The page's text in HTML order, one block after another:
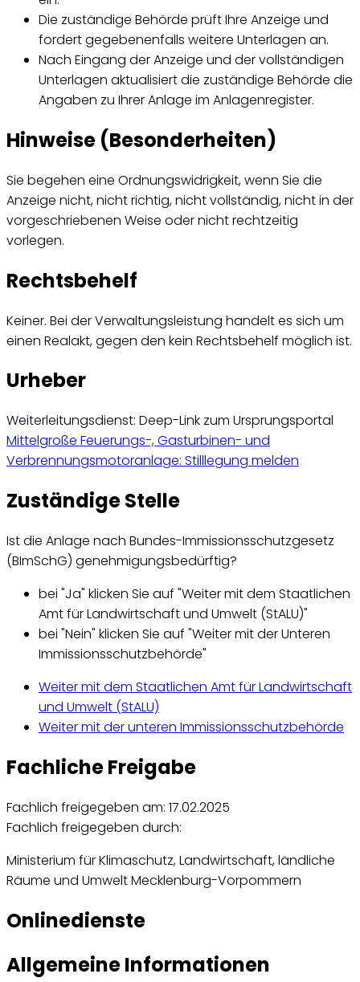
Die zuständige Behörde prüft Ihre Anzeige und
fordert gegebenenfalls weitere Unterlagen an.
Nach Eingang der Anzeige und der vollständigen
Unterlagen aktualisiert die zuständige Behörde die
Angaben zu Ihrer Anlage im Anlagenregister.
Hinweise (Besonderheiten)
Sie begehen eine Ordnungswidrigkeit, wenn Sie die
Anzeige nicht, nicht richtig, nicht vollständig, nicht in der
vorgeschriebenen Weise oder nicht rechtzeitig
vorlegen.
Rechtsbehelf
Keiner. Bei der Verwaltungsleistung handelt es sich um
einen Realakt, gegen den kein Rechtsbehelf möglich ist.
Urheber
Weiterleitungsdienst: Deep-Link zum Ursprungsportal
Mittelgroße Feuerungs-, Gasturbinen- und
Verbrennungsmotoranlage: Stilllegung melden
Zuständige Stelle
Ist die Anlage nach Bundes-Immissionsschutzgesetz
(BImSchG) genehmigungsbedürftig?
bei "Ja" klicken Sie auf "Weiter mit dem Staatlichen
Amt für Landwirtschaft und Umwelt (StALU)"
bei "Nein" klicken Sie auf "Weiter mit der Unteren
Immissionsschutzbehörde"
Weiter mit dem Staatlichen Amt für Landwirtschaft
und Umwelt (StALU)
Weiter mit der unteren Immissionsschutzbehörde
Fachliche Freigabe
Fachlich freigegeben am: 17.02.2025
Fachlich freigegeben durch:
Ministerium für Klimaschutz, Landwirtschaft, ländliche
Räume und Umwelt Mecklenburg-Vorpommern
Onlinedienste
Allgemeine Informationen